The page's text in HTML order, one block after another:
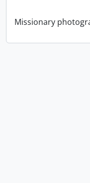
Missionary